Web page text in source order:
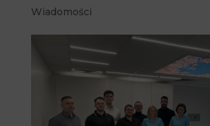
Wiadomości